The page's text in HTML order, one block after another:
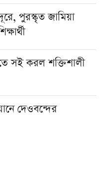
পুরস্কৃত জামিয়া
সই করল শক্তিশালী
দেওবন্দের